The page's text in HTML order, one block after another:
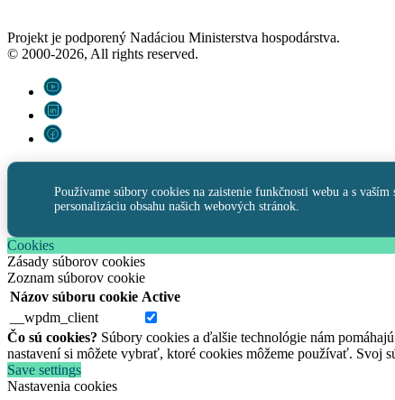
Projekt je podporený Nadáciou Ministerstva hospodárstva.
© 2000-2026, All rights reserved.
Používame súbory cookies na zaistenie funkčnosti webu a s vaším
personalizáciu obsahu našich webových stránok.
Cookies
Zásady súborov cookies
Zoznam súborov cookie
Názov súboru cookie Active
__wpdm_client
Čo sú cookies? Súbory cookies a ďalšie technológie nám
nastavení si môžete vybrať, ktoré cookies môžeme používať. Svoj
Save settings
Nastavenia cookies